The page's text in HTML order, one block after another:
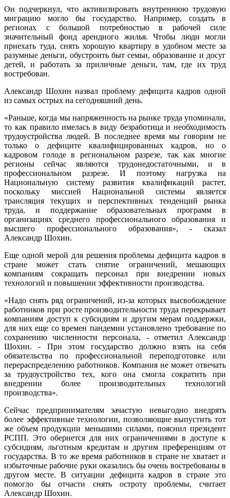
Он подчеркнул, что активизировать внутреннюю трудовую
миграцию могло бы государство. Например, создать в
регионах с большой потребностью в рабочей силе
значительный фонд арендного жилья. Чтобы люди могли
приехать туда, снять хорошую квартиру в удобном месте за
разумные деньги, обустроить быт семьи, образование и досуг
детей, и работать за приличные деньги, там, где их труд
востребован.
Александр Шохин назвал проблему дефицита кадров одной
из самых острых на сегодняшний день.
«Раньше, когда мы напряженность на рынке труда упоминали,
то как правило имелась в виду безработица и необходимость
трудоустройства людей. В последнее время мы говорим не
только о дефиците квалифицированных кадров, но о
кадровом голоде в региональном разрезе, так как многие
регионы сейчас являются трудонедостаточными, и в
профессиональном разрезе. И поэтому нагрузка на
Национальную систему развития квалификаций растет,
поскольку миссией Национальной системы является
трансляция текущих и перспективных тенденций рынка
труда, и поддержание образовательных программ в
организациях среднего профессионального образования и
высшего профессионального образования», - сказал
Александр Шохин.
Еще одной мерой для решения проблемы дефицита кадров в
стране может стать снятие ограничений, мешающих
компаниям сокращать персонал при внедрении новых
технологий и повышении эффективности производства.
«Надо снять ряд ограничений, из-за которых высвобождение
работников при росте производительности труда перекрывает
компаниям доступ к субсидиям и другим мерам поддержки,
для них еще со времен пандемии установлено требование по
сохранению численности персонала, - отметил Александр
Шохин. - При этом государство должно взять на себя
обязательства по профессиональной переподготовке или
перераспределению работников. Компания не может отвечать
за трудоустройство тех, кого она смогла сократить при
внедрении более производительных технологий
производства».
Сейчас предпринимателям зачастую невыгодно внедрять
более эффективные технологии, позволяющие выпустить тот
же объем продукции меньшими силами, пояснил президент
РСПП. Это обернется для них ограничениями в доступе к
субсидиям, льготным кредитам и другим преференциям от
государства. В то же время работников в стране не хватает и
избыточные рабочие руки оказались бы очень востребованы в
другом месте. В ситуации дефицита кадров в стране это
помогло бы отчасти снять остроту проблемы, считает
Александр Шохин.